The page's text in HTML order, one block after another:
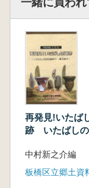
一緒に買わ
再発見!いたば
跡 いたばし
中村新之介編
板橋区立郷土資